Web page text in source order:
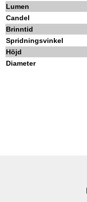
Lumen
Candel
Brinntid
Spridningsvinkel
Höjd
Diameter